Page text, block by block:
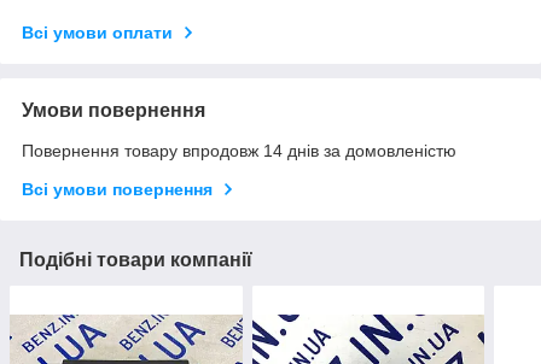
Всі умови оплати
Умови повернення
Повернення товару впродовж 14 днів за домовленістю
Всі умови повернення
Подібні товари компанії